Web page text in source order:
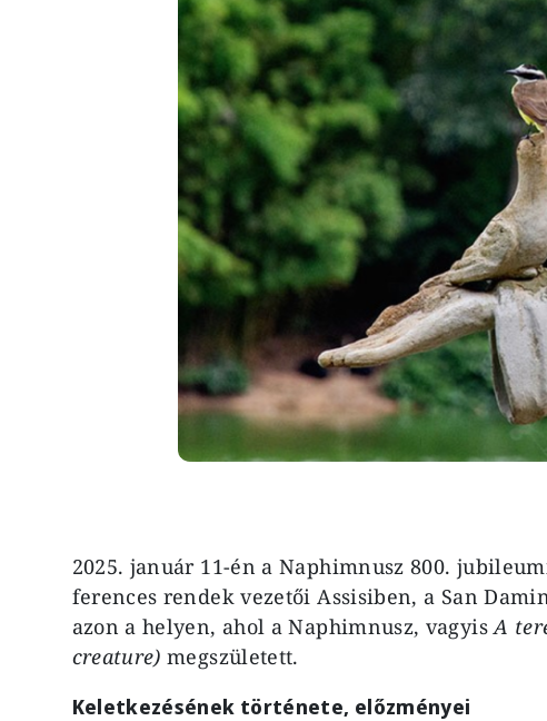
2025. január 11-én a Naphimnusz 800.
ferences rendek vezetői Assisiben, a San
azon a helyen, ahol a Naphimnusz, vagyisA
creature) megszületett.
Keletkezésének története, előzményei